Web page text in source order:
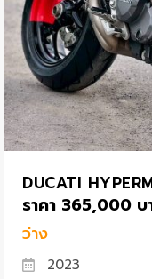
DUCATI
ราคา 365,000 บ
ว่าง
2023